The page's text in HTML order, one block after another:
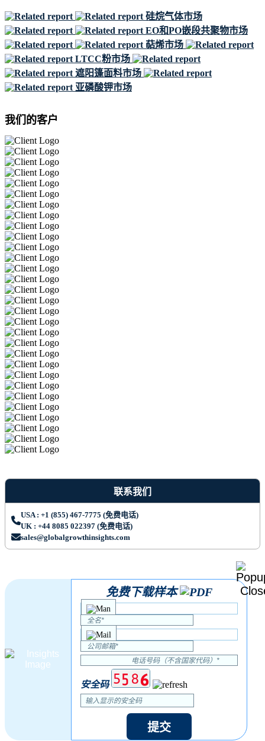
硅烷气体市场
EO和PO嵌段共聚物市场
萜烯市场
LTCC粉市场
遮阳篷面料市场
亚磷酸钾市场
我们的客户
联系我们
USA : +1 (855) 467-7775 (免费电话)
UK : +44 8085 022397 (免费电话)
sales@globalgrowthinsights.com
免费下载样本
安全码
提交